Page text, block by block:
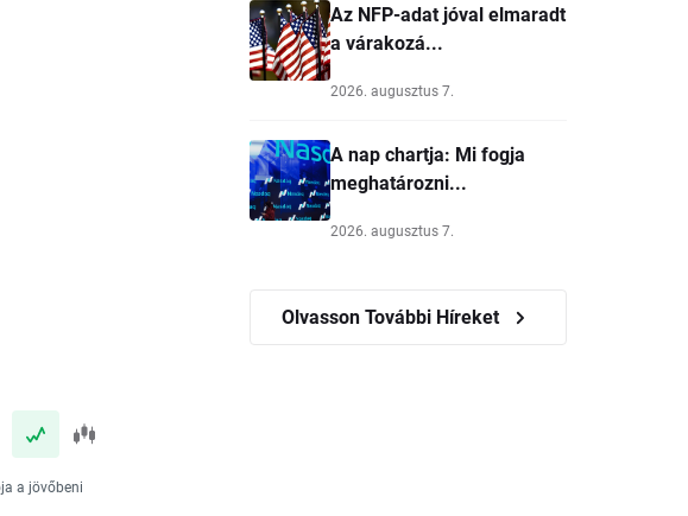
a jövőbeni
Az NFP-adat jóval elmaradt
a várakozá...
2026. augusztus 7.
A nap chartja: Mi fogja
meghatározni...
2026. augusztus 7.
Olvasson További Híreket